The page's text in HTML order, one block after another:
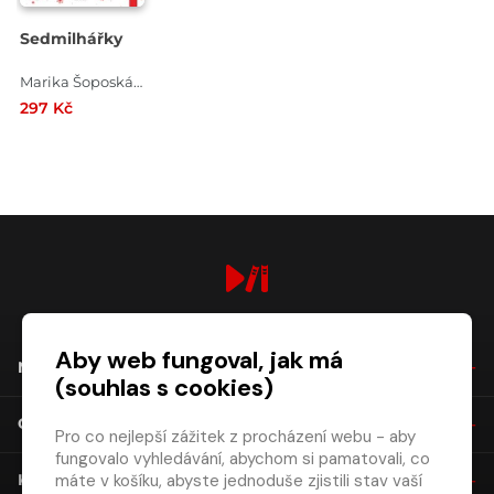
Sedmilhářky
Marika Šoposká , Berenika Kohoutová
297 Kč
NÁKUP
O SPOLEČNOSTI
KONTAKT
Aby web fungoval, jak má
(souhlas s cookies)
Pro co nejlepší zážitek z procházení webu - aby
fungovalo vyhledávání, abychom si pamatovali, co
máte v košíku, abyste jednoduše zjistili stav vaší